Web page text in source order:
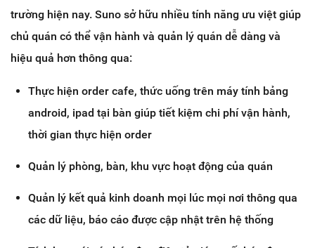
trường hiện nay. Suno sở hữu nhiều tính năng ưu việt giúp
chủ quán có thể vận hành và quản lý quán dễ dàng và
hiệu quả hơn thông qua:
Thực hiện order cafe, thức uống trên máy tính bảng
android, ipad tại bàn giúp tiết kiệm chi phí vận hành,
thời gian thực hiện order
Quản lý phòng, bàn, khu vực hoạt động của quán
Quản lý kết quả kinh doanh mọi lúc mọi nơi thông qua
các dữ liệu, báo cáo được cập nhật trên hệ thống